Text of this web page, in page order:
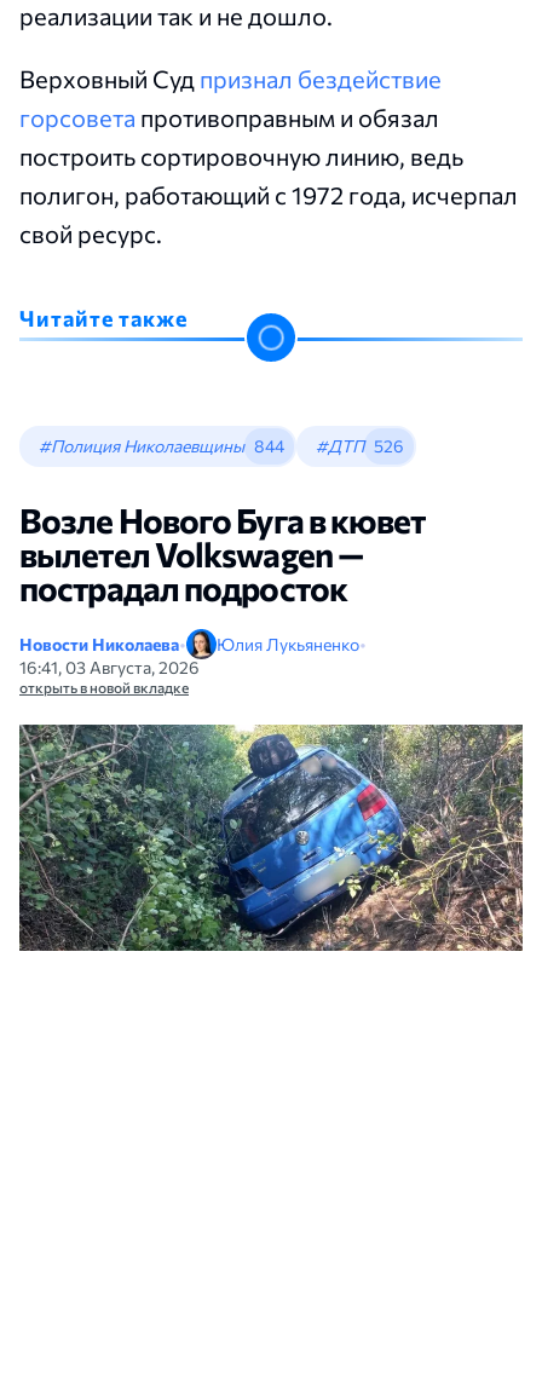
реализации так и не дошло.
Верховный Суд признал бездействие
горсовета противоправным и обязал
построить сортировочную линию, ведь
полигон, работающий с 1972 года, исчерпал
свой ресурс.
Читайте также
#Полиция Николаевщины 844 #ДТП 526
Возле Нового Буга в кювет
вылетел Volkswagen —
пострадал подросток
Новости Николаева• Юлия Лукьяненко•
16:41, 03 Августа, 2026
открыть в новой вкладке